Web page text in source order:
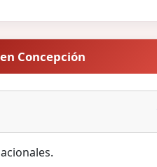
Concepción